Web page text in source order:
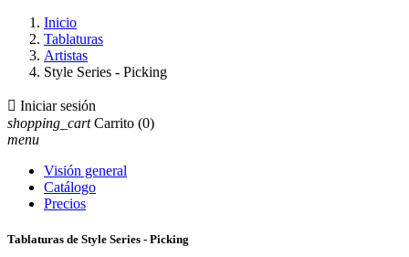
Inicio
Tablaturas
Artistas
Style Series - Picking
 Iniciar sesión
shopping_cart Carrito (0)
menu
Visión general
Catálogo
Precios
Tablaturas de Style Series - Picking